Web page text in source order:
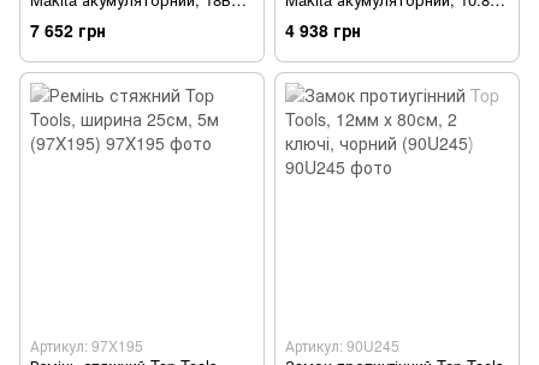
LXT, без АКБ та ЗП
(DMP181Z)
7 652 грн
CXT, SOLO (MP100DZ)
4 938 грн
Артикул: 97X195 Артикул: 90U245